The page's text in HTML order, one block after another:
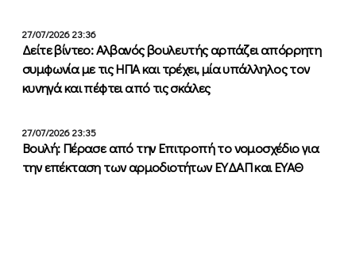
27/07/2026 23:36
Δείτε βίντεο: Αλβανός βουλευτής αρπάζει απόρρητη
συμφωνία με τις ΗΠΑ και τρέχει, μία υπάλληλος τον
κυνηγά και πέφτει από τις σκάλες
27/07/2026 23:35
Βουλή: Πέρασε από την Επιτροπή το νομοσχέδιο για
την επέκταση των αρμοδιοτήτων ΕΥΔΑΠ και ΕΥΑΘ